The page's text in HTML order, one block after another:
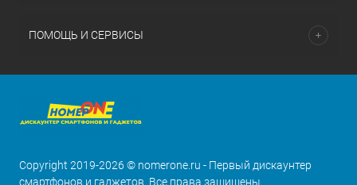
ПОМОЩЬ И СЕРВИСЫ
Copyright 2019-2026 © nomerone.ru - Первый дискаунтер
смартфонов и гаджетов. Все права защищены.